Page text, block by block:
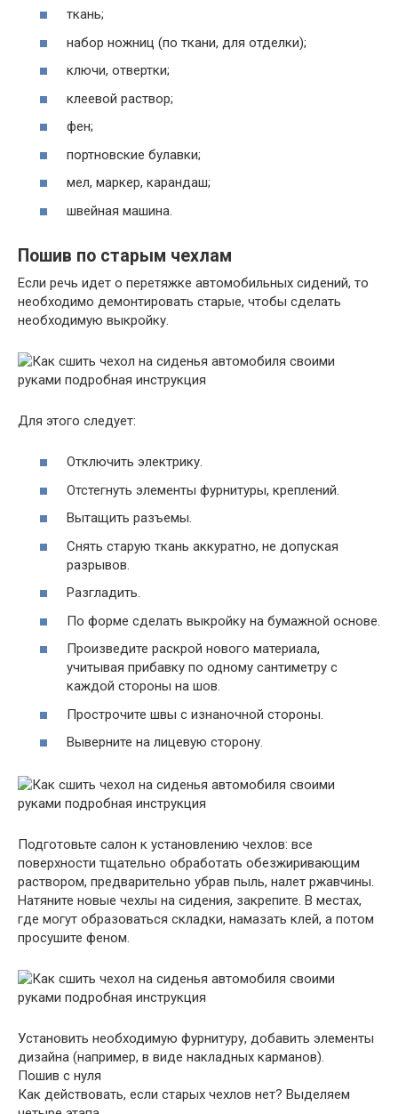
ткань;
набор ножниц (по ткани, для отделки);
ключи, отвертки;
клеевой раствор;
фен;
портновские булавки;
мел, маркер, карандаш;
швейная машина.
Пошив по старым чехлам
Если речь идет о перетяжке автомобильных сидений, то
необходимо демонтировать старые, чтобы сделать
необходимую выкройку.
Для этого следует:
Отключить электрику.
Отстегнуть элементы фурнитуры, креплений.
Вытащить разъемы.
Снять старую ткань аккуратно, не допуская
разрывов.
Разгладить.
По форме сделать выкройку на бумажной основе.
Произведите раскрой нового материала,
учитывая прибавку по одному сантиметру с
каждой стороны на шов.
Прострочите швы с изнаночной стороны.
Выверните на лицевую сторону.
Подготовьте салон к установлению чехлов: все
поверхности тщательно обработать обезжиривающим
раствором, предварительно убрав пыль, налет ржавчины.
Натяните новые чехлы на сидения, закрепите. В местах,
где могут образоваться складки, намазать клей, а потом
просушите феном.
Установить необходимую фурнитуру, добавить элементы
дизайна (например, в виде накладных карманов).
Пошив с нуля
Как действовать, если старых чехлов нет? Выделяем